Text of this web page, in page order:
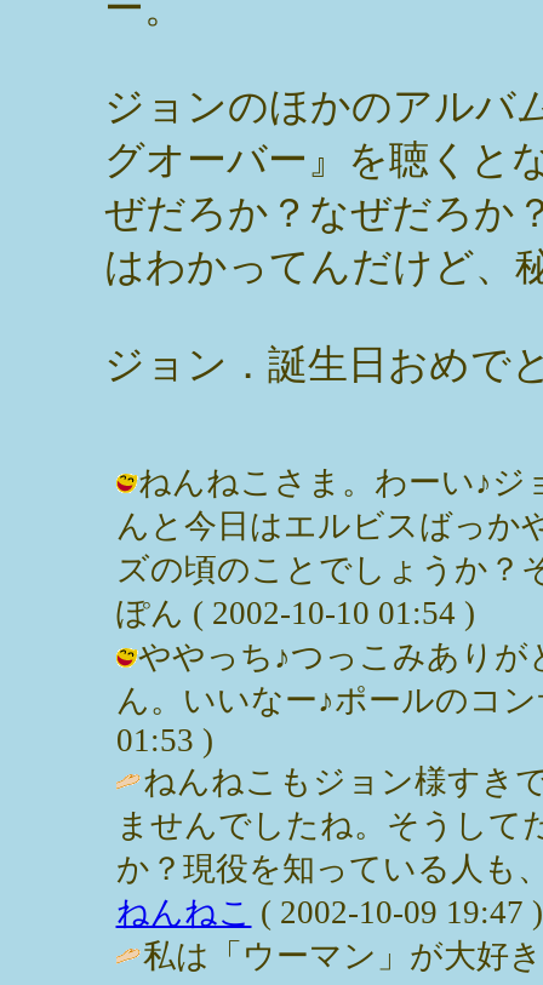
ジョンのほかのアルバ
グオーバー』を聴くと
ぜだろか？なぜだろか
はわかってんだけど、
ジョン．誕生日おめで
ねんねこさま。わーい♪ジ
んと今日はエルビスばっか
ズの頃のことでしょうか？
ぽん ( 2002-10-10 01:54 )
ややっち♪つっこみありが
ん。いいなー♪ポールのコ
01:53 )
ねんねこもジョン様すき
ませんでしたね。そうして
か？現役を知っている人も
ねんねこ ( 2002-10-09 19:47 )
私は「ウーマン」が大好